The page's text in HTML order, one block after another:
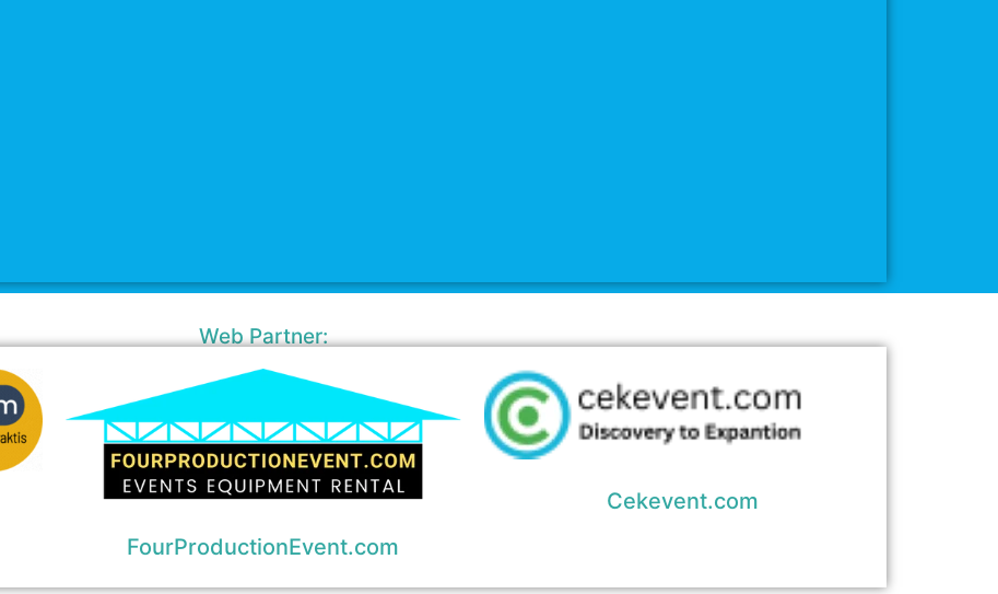
Web Partner:
FourProductionEvent.com
Cekevent.com